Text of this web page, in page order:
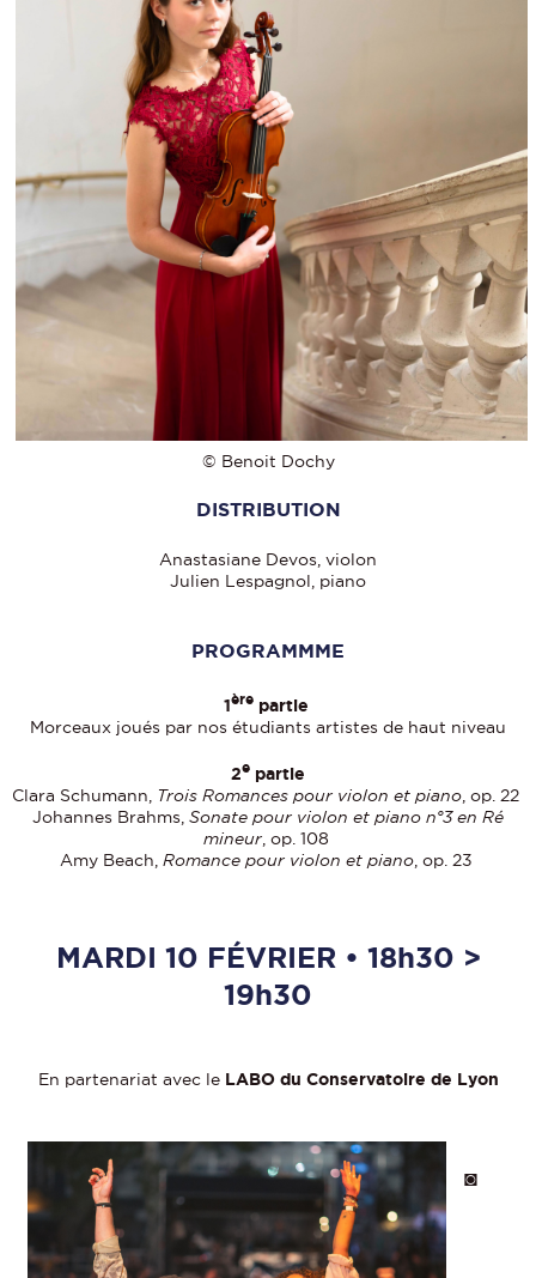
© Benoit Dochy
DISTRIBUTION
Anastasiane Devos, violon
Julien Lespagnol, piano
PROGRAMMME
1èrepartie
Morceaux joués par nos étudiants artistes de haut niveau
2e partie
Clara Schumann,
Trois Romances pour violon et piano , op. 22
Johannes Brahms, Sonate pour violon et piano n°3 en Ré
mineur, op. 108
Amy Beach, Romance pour violon et piano, op. 23
MARDI 10 FÉVRIER • 18h30 >
19h30
En partenariat avec le LABO du Conservatoire de Lyon
◙